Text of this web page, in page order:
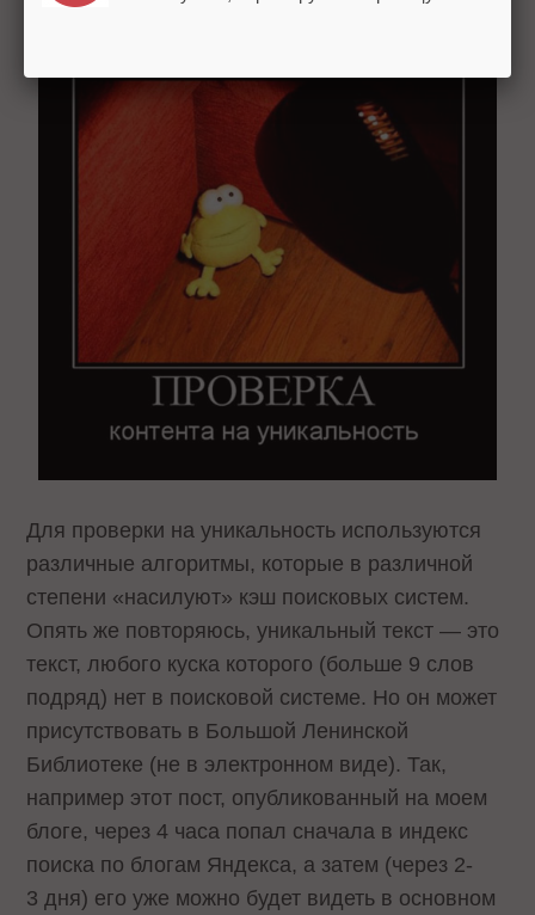
Для проверки на уникальность используются
различные алгоритмы, которые в различной
степени «насилуют» кэш поисковых систем.
Опять же повторяюсь, уникальный текст — это
текст, любого куска которого (больше 9 слов
подряд) нет в поисковой системе. Но он может
присутствовать в Большой Ленинской
Библиотеке (не в электронном виде). Так,
например этот пост, опубликованный на моем
блоге, через 4 часа попал сначала в индекс
поиска по блогам Яндекса, а затем (через 2-
3 дня) его уже можно будет видеть в основном